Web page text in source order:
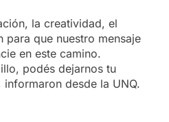
la creatividad, el
para que nuestro mensaje
en este camino.
podés dejarnos tu
desde la UNQ.